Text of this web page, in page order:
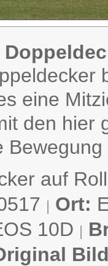
eine
den hier
auf
| Ort:
10D |